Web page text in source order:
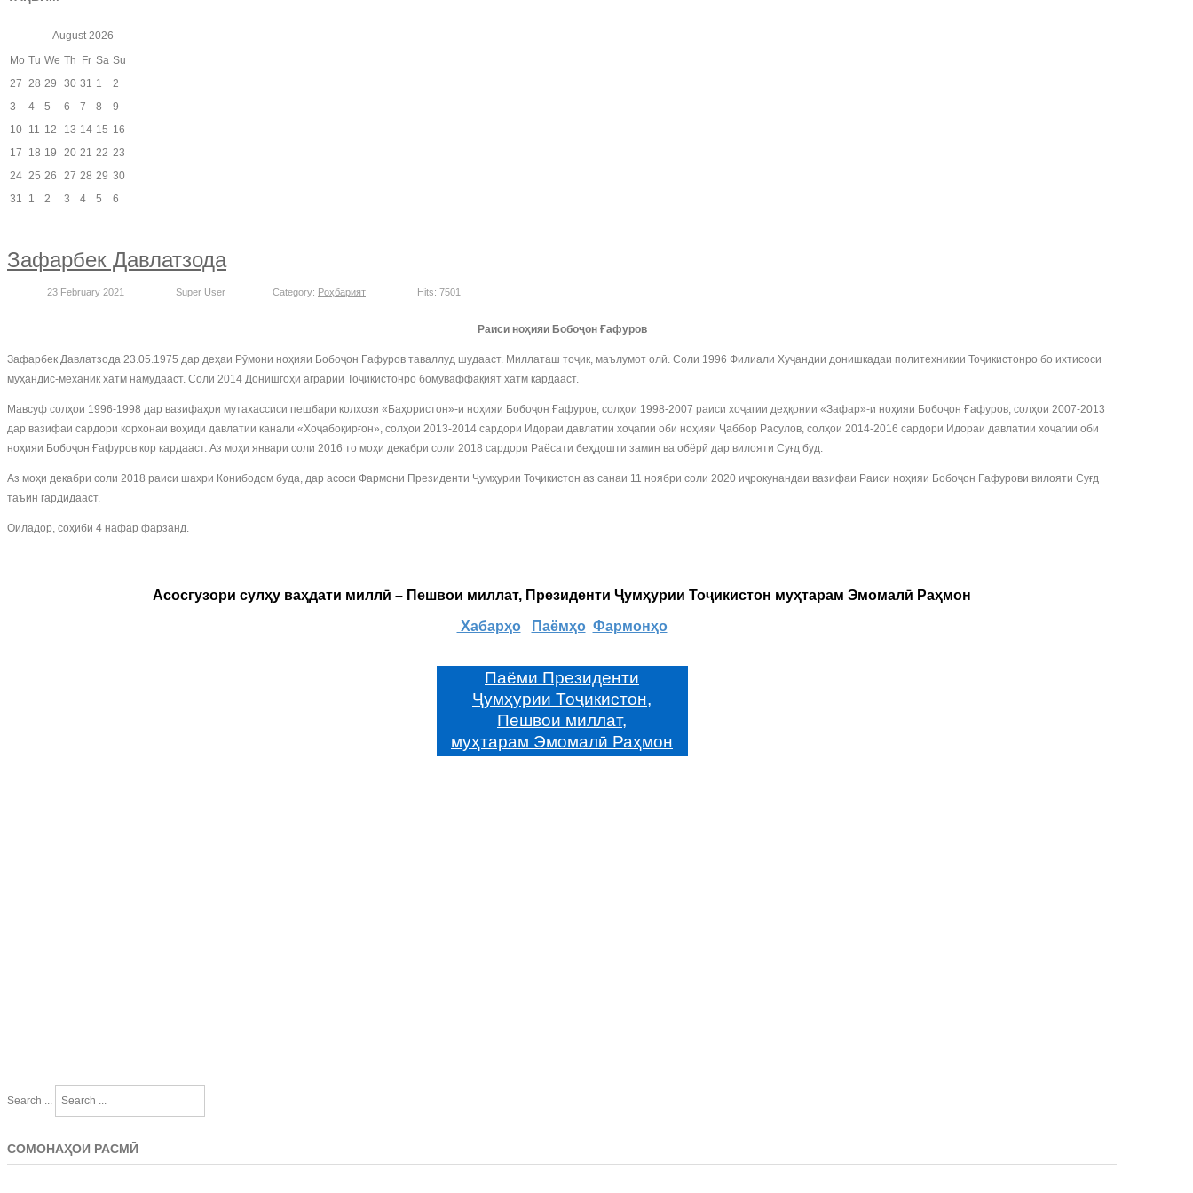
August 2026
Mo Tu We Th Fr Sa Su
27 28 29 30 31 1
2
3
4 5 6 7 8
9
10 11 12 13 14 15 16
17
18 19 20 21 22 23
24 25 26 27 28 29 30
31
1 2 3 4 5 6
Зафарбек Давлатзода
23 February 2021 Super User Category: Роҳбарият Hits: 7501
Раиси ноҳияи Бобоҷон Ғафуров
Зафарбек Давлатзода 23.05.1975 дар деҳаи Рӯмони ноҳияи Бобоҷон Ғафуров таваллуд шудааст. Миллаташ тоҷик, маълумот олӣ. Соли 1996 Филиали Хуҷандии донишкадаи политехникии Тоҷикистонро бо ихтисоси
муҳандис-механик хатм намудааст. Соли 2014 Донишгоҳи аграрии Тоҷикистонро бомуваффақият хатм кардааст.
Мавсуф солҳои 1996-1998 дар вазифаҳои мутахассиси пешбари колхози «Баҳористон»-и ноҳияи Бобоҷон Ғафуров, солҳои 1998-2007 раиси хоҷагии деҳқонии «Зафар»-и ноҳияи Бобоҷон Ғафуров, солҳои 2007-2013
дар вазифаи сардори корхонаи воҳиди давлатии канали «Хоҷабоқирғон», солҳои 2013-2014 сардори Идораи давлатии хоҷагии оби ноҳияи Ҷаббор Расулов, солҳои 2014-2016 сардори Идораи давлатии хоҷагии оби
ноҳияи Бобоҷон Ғафуров кор кардааст. Аз моҳи январи соли 2016 то моҳи декабри соли 2018 сардори Раёсати беҳдошти замин ва обёрӣ дар вилояти Суғд буд.
Аз моҳи декабри соли 2018 раиси шаҳри Конибодом буда, дар асоси Фармони Президенти Ҷумҳурии Тоҷикистон аз санаи 11 ноябри соли 2020 иҷрокунандаи вазифаи Раиси ноҳияи Бобоҷон Ғафурови вилояти Суғд
таъин гардидааст.
Оиладор, соҳиби 4 нафар фарзанд.
Асосгузори сулҳу ваҳдати миллӣ – Пешвои миллат, Президенти Ҷумҳурии Тоҷикистон муҳтарам Эмомалӣ Раҳмон
Хабарҳо Паёмҳо Фармонҳо
Паёми Президенти
Ҷумҳурии Тоҷикистон,
Пешвои миллат,
муҳтарам Эмомалӣ Раҳмон
Search ...
СОМОНАҲОИ РАСМӢ